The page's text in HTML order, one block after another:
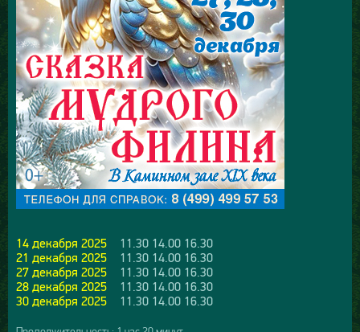
14 декабря 2025 11.30 14.00 16.30
21 декабря 2025 11.30 14.00 16.30
27 декабря 2025 11.30 14.00 16.30
28 декабря 2025 11.30 14.00 16.30
30 декабря 2025 11.30 14.00 16.30